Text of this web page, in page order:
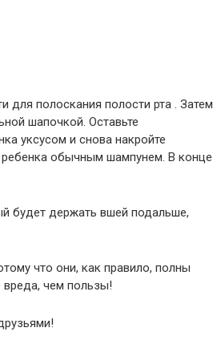
для полоскания полости рта . Затем
шапочкой. Оставьте
уксусом и снова накройте
обычным шампунем. В конце
будет держать вшей подальше,
что они, как правило, полны
вреда, чем пользы!